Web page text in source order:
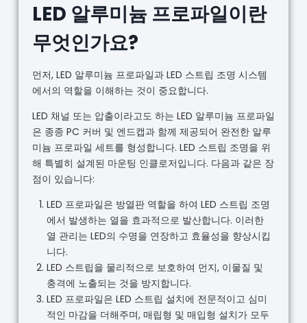
LED 알루미늄 프로파일이란
무엇인가요?
먼저, LED 알루미늄 프로파일과 LED 스트립 조명 시스템
에서의 역할을 이해하는 것이 중요합니다.
LED 채널 또는 압출이라고도 하는 LED 알루미늄 프로파일
은 종종 PC 커버 및 엔드캡과 함께 제공되어 완전한 알루
미늄 프로파일 세트를 형성합니다. LED 스트립 조명을 위
해 특별히 설계된 마운팅 인클로저입니다. 다음과 같은 장
점이 있습니다:
LED 프로파일은 방열판 역할을 하여 LED 스트립 조명
에서 발생하는 열을 효과적으로 발산합니다. 이러한
열 관리는 LED의 수명을 연장하고 효율성을 향상시킵
니다.
LED 스트립을 물리적으로 보호하여 먼지, 이물질 및
충격에 노출되는 것을 방지합니다.
LED 프로파일은 LED 스트립 설치에 전문적이고 심미
적인 마감을 더해주며, 매립형 및 매입형 설치가 모두